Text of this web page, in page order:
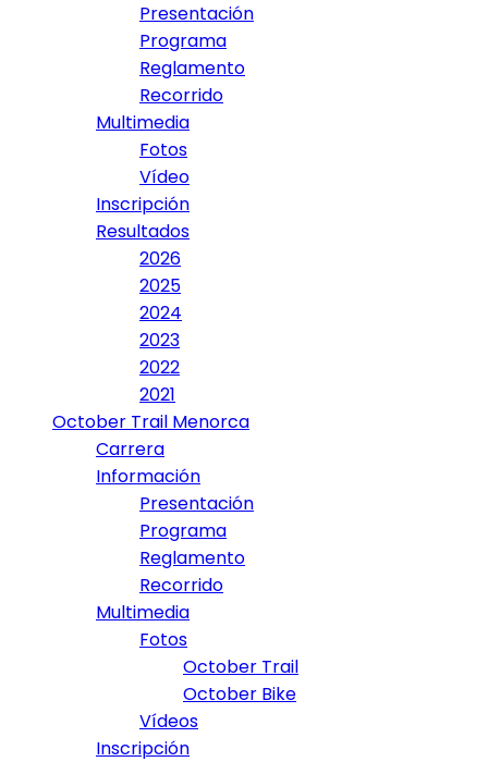
Presentación
Programa
Reglamento
Recorrido
Multimedia
Fotos
Vídeo
Inscripción
Resultados
2026
2025
2024
2023
2022
2021
October Trail Menorca
Carrera
Información
Presentación
Programa
Reglamento
Recorrido
Multimedia
Fotos
October Trail
October Bike
Vídeos
Inscripción